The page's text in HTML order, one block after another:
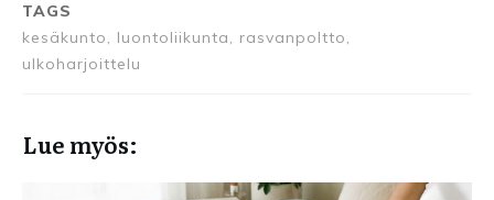
TAGS
kesäkunto, luontoliikunta, rasvanpoltto,
ulkoharjoittelu
Lue myös: